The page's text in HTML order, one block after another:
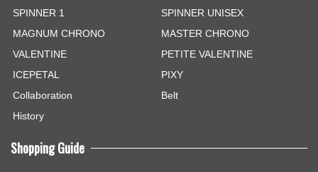
SPINNER 1
SPINNER UNISEX
MAGNUM CHRONO
MASTER CHRONO
VALENTINE
PETITE VALENTINE
ICEPETAL
PIXY
Collaboration
Belt
History
Shopping Guide